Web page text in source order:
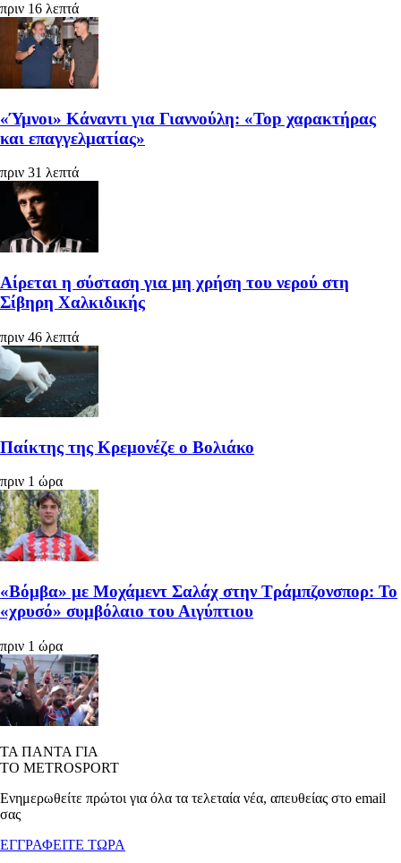
πριν 16 λεπτά
«Ύμνοι» Κάναντι για Γιαννούλη: «Top χαρακτήρας
και επαγγελματίας»
πριν 31 λεπτά
Αίρεται η σύσταση για μη χρήση του νερού στη
Σίβηρη Χαλκιδικής
πριν 46 λεπτά
Παίκτης της Κρεμονέζε ο Βολιάκο
πριν 1 ώρα
«Βόμβα» με Μοχάμεντ Σαλάχ στην Τράμπζονσπορ: Το
«χρυσό» συμβόλαιο του Αιγύπτιου
πριν 1 ώρα
ΤΑ ΠΑΝΤΑ ΓΙΑ
ΤΟ METROSPORT
Ενημερωθείτε πρώτοι για όλα τα τελεταία νέα, απευθείας στο email
σας
ΕΓΓΡΑΦΕΙΤΕ ΤΩΡΑ